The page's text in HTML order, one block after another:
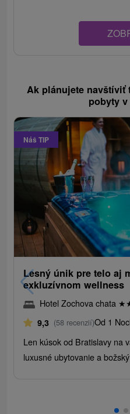
Ak plánujete navštíviť
pobyty
Náš TIP
Lesný únik pre telo aj
exkluzívnom wellness
Hotel Zochova chata ★
9,3 (58 recenzií)Od 1
Len kúsok od Bratislavy na
luxusné ubytovanie a